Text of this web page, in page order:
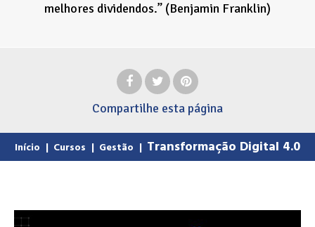
melhores dividendos.” (Benjamin Franklin)
Compartilhe esta página
Início | Cursos | Gestão | Transformação Digital 4.0